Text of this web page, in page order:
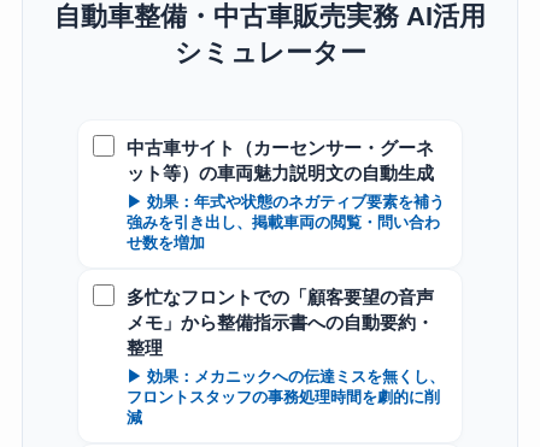
自動車整備・中古車販売実務 AI活用
シミュレーター
中古車サイト（カーセンサー・グーネ
ット等）の車両魅力説明文の自動生成
▶ 効果：年式や状態のネガティブ要素を補う
強みを引き出し、掲載車両の閲覧・問い合わ
せ数を増加
多忙なフロントでの「顧客要望の音声
メモ」から整備指示書への自動要約・
整理
▶ 効果：メカニックへの伝達ミスを無くし、
フロントスタッフの事務処理時間を劇的に削
減